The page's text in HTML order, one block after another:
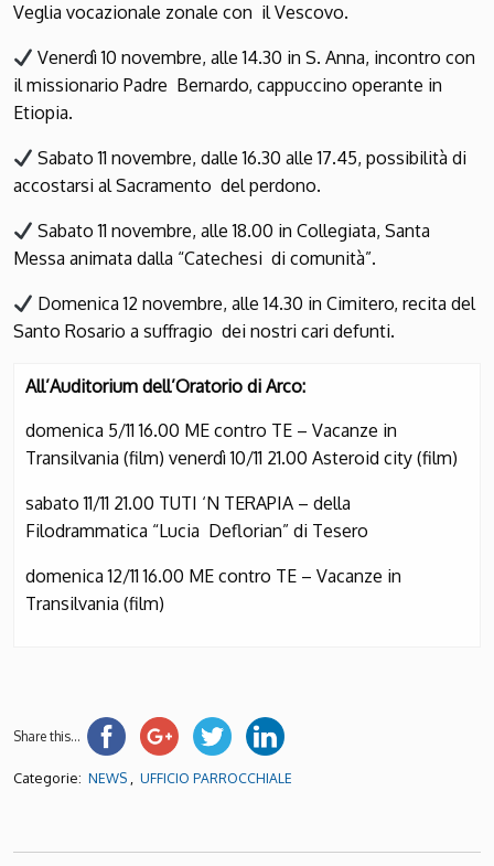
Veglia vocazionale zonale con il Vescovo.
Venerdì 10 novembre, alle 14.30 in S. Anna, incontro con
il missionario Padre Bernardo, cappuccino operante in
Etiopia.
Sabato 11 novembre, dalle 16.30 alle 17.45, possibilità di
accostarsi al Sacramento del perdono.
Sabato 11 novembre, alle 18.00 in Collegiata, Santa
Messa animata dalla “Catechesi di comunità”.
Domenica 12 novembre, alle 14.30 in Cimitero, recita del
Santo Rosario a suffragio dei nostri cari defunti.
All’Auditorium dell’Oratorio di Arco:
domenica 5/11 16.00 ME contro TE – Vacanze in
Transilvania (film) venerdì 10/11 21.00 Asteroid city (film)
sabato 11/11 21.00 TUTI ‘N TERAPIA – della
Filodrammatica “Lucia Deflorian” di Tesero
domenica 12/11 16.00 ME contro TE – Vacanze in
Transilvania (film)
Share this...
Categorie: NEWS , UFFICIO PARROCCHIALE